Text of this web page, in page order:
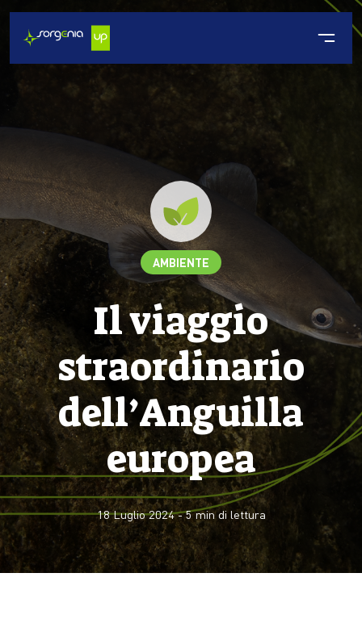
AMBIENTE
Il viaggio
straordinario
dell’Anguilla
europea
18 Luglio 2024-5min di lettura